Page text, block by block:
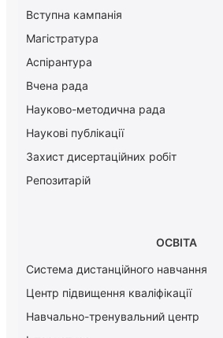
Вступна кампанія
Магістратура
Аспірантура
Вчена рада
Науково-методична рада
Наукові публікації
Захист дисертаційних робіт
Репозитарій
ОСВІТА
Система дистанційного навчання
Центр підвищення кваліфікації
Навчально-тренувальний центр